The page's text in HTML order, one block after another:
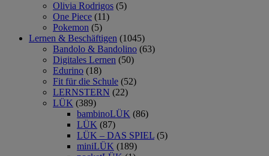
Olivia Rodrigos (5)
One Piece (11)
Pokemon (5)
Lernen & Beschäftigen (1045)
Bandolo & Bandolino (63)
Digitales Lernen (50)
Edurino (18)
Fit für die Schule (52)
LERNSTERN (22)
LÜK (389)
bambinoLÜK (86)
LÜK (87)
LÜK – DAS SPIEL (5)
miniLÜK (189)